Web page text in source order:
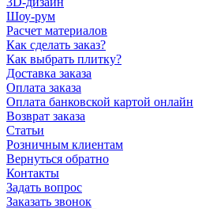
Шоу-рум
Расчет материалов
Как сделать заказ?
Как выбрать плитку?
Доставка заказа
Оплата заказа
Оплата банковской картой онлайн
Возврат заказа
Статьи
Розничным клиентам
Вернуться обратно
Контакты
Задать вопрос
Заказать звонок